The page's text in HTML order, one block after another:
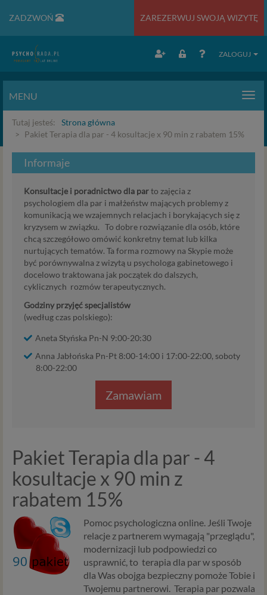
ZADZWOŃ ZAREZERWUJ SWOJĄ WIZYTĘ
ZALOGUJ
MENU
Tutaj jesteś:
Strona główna
Pakiet Terapia dla par - 4 kosultacje x 90 min z rabatem 15%
Informaje
Konsultacje i poradnictwo dla parto zajęcia z
psychologiem dla par i małżeństw mających problemy z
komunikacją we wzajemnych relacjach i borykających się z
kryzysem w związku. To dobre rozwiązanie dla osób, które
chcą szczegółowo omówić konkretny temat lub kilka
nurtujących tematów. Ta forma rozmowy na Skypie może
być porównywalna z wizytą u psychologa gabinetowego i
docelowo traktowana jak początek do dalszych,
cyklicznych rozmów terapeutycznych.
Godziny przyjęć specjalistów
(według czas polskiego):
Aneta Styńska Pn-N 9:00-20:30
Anna Jabłońska Pn-Pt 8:00-14:00 i 17:00-22:00, soboty
8:00-22:00
Zamawiam
Pakiet Terapia dla par - 4
kosultacje x 90 min z
rabatem 15%
Pomoc psychologiczna online. Jeśli Twoje
relacje z partnerem wymagają "przeglądu",
modernizacji lub podpowiedzi co
usprawnić, to terapia dla par w sposób
dla Was obojga bezpieczny pomoże Tobie i
Twojemu partnerowi. Terapia par pozwala